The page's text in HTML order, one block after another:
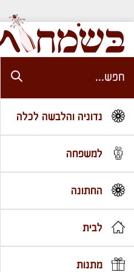
נדוניה והלבשה לכלה
למשפחה
החתונה
לבית
מתנות